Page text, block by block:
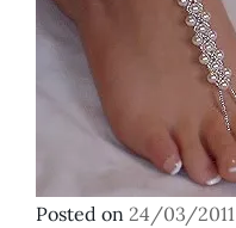
Posted on Posted
24/03/2011